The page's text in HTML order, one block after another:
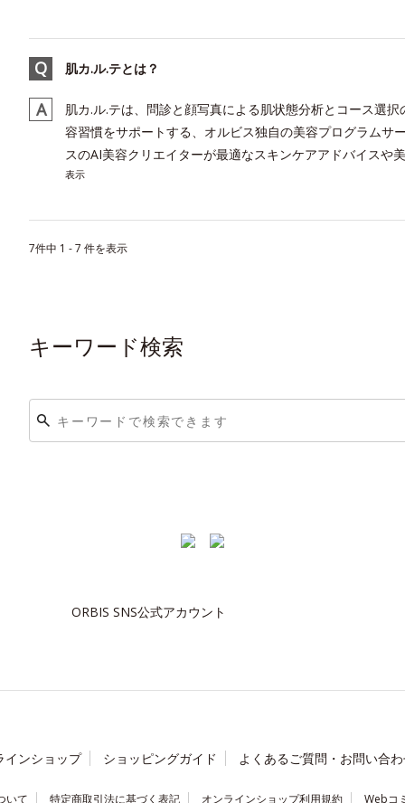
肌カ.ル.テとは？
肌カ.ル.テは、問診と顔写真による肌状態分析とコース選
容習慣をサポートする、オルビス独自の美容プログラムサ
スのAI美容クリエイターが最適なスキンケアアドバイスや
表示
7件中 1 - 7 件を表示
キーワード検索
ORBIS SNS公式アカウント
インショップ ショッピングガイド よくあるご質問・お問い合
いて 特定商取引法に基づく表記 オンラインショップ利用規約 Webコ